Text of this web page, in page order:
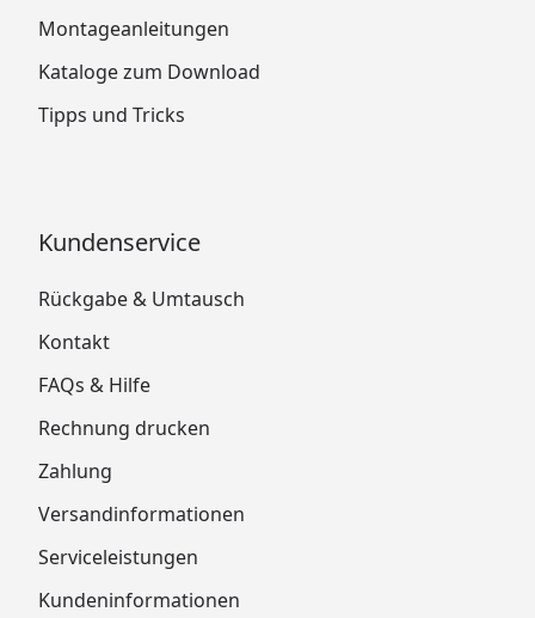
Montageanleitungen
Kataloge zum Download
Tipps und Tricks
Kundenservice
Rückgabe & Umtausch
Kontakt
FAQs & Hilfe
Rechnung drucken
Zahlung
Versandinformationen
Serviceleistungen
Kundeninformationen